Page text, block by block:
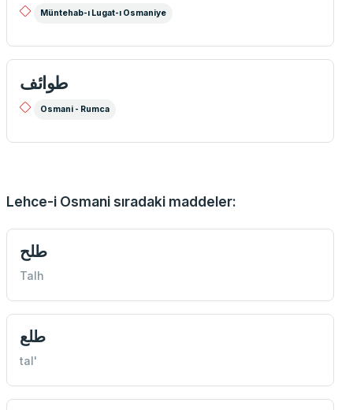
Müntehab-ı Lugat-ı Osmaniye
طوائف
Osmani - Rumca
Lehce-i Osmani sıradaki maddeler:
طلح
Talh
طلع
tal'